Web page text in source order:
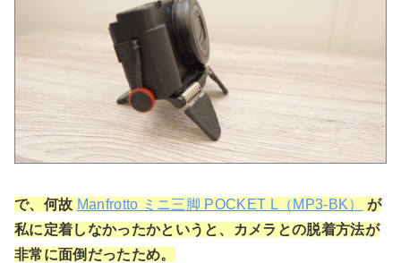
で、何故 Manfrotto ミニ三脚 POCKET L（MP3-BK）
が
私に定着しなかったかというと、カメラとの脱着方法が
非常に面倒だったため。